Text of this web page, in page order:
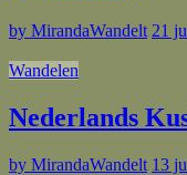
by MirandaWandelt 21
Wandelen
Nederlands
by MirandaWandelt 13